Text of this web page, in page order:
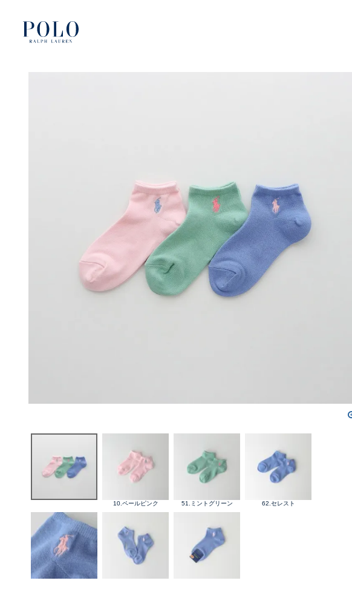
10.ペールピンク 51.ミントグリーン 62.セレスト